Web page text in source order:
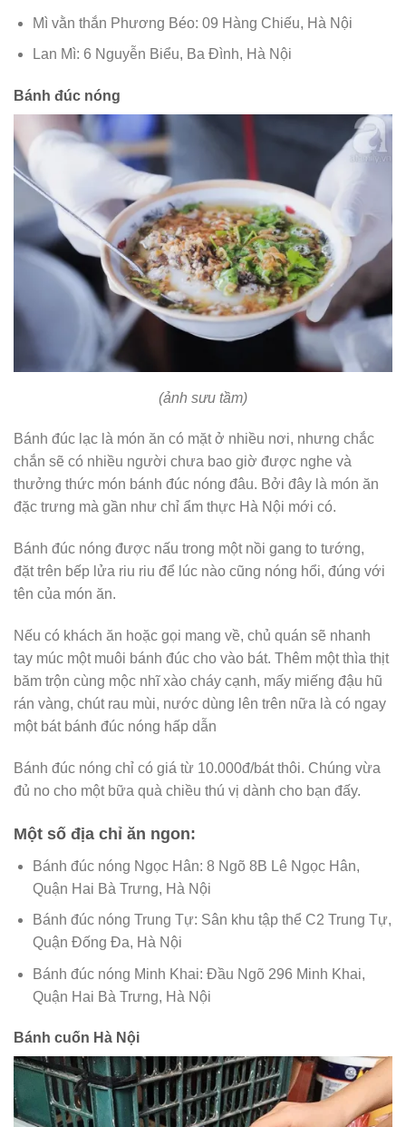
Mì vằn thắn Phương Béo: 09 Hàng Chiếu, Hà Nội
Lan Mì: 6 Nguyễn Biểu, Ba Đình, Hà Nội
Bánh đúc nóng
(ảnh sưu tầm)
Bánh đúc lạc là món ăn có mặt ở nhiều nơi, nhưng chắc
chắn sẽ có nhiều người chưa bao giờ được nghe và
thưởng thức món bánh đúc nóng đâu. Bởi đây là món ăn
đặc trưng mà gần như chỉ ẩm thực Hà Nội mới có.
Bánh đúc nóng được nấu trong một nồi gang to tướng,
đặt trên bếp lửa riu riu để lúc nào cũng nóng hổi, đúng với
tên của món ăn.
Nếu có khách ăn hoặc gọi mang về, chủ quán sẽ nhanh
tay múc một muôi bánh đúc cho vào bát. Thêm một thìa thịt
băm trộn cùng mộc nhĩ xào cháy cạnh, mấy miếng đậu hũ
rán vàng, chút rau mùi, nước dùng lên trên nữa là có ngay
một bát bánh đúc nóng hấp dẫn
Bánh đúc nóng chỉ có giá từ 10.000đ/bát thôi. Chúng vừa
đủ no cho một bữa quà chiều thú vị dành cho bạn đấy.
Một số địa chỉ ăn ngon:
Bánh đúc nóng Ngọc Hân: 8 Ngõ 8B Lê Ngọc Hân,
Quận Hai Bà Trưng, Hà Nội
Bánh đúc nóng Trung Tự: Sân khu tập thể C2 Trung Tự,
Quận Đống Đa, Hà Nội
Bánh đúc nóng Minh Khai: Đầu Ngõ 296 Minh Khai,
Quận Hai Bà Trưng, Hà Nội
Bánh cuốn Hà Nội